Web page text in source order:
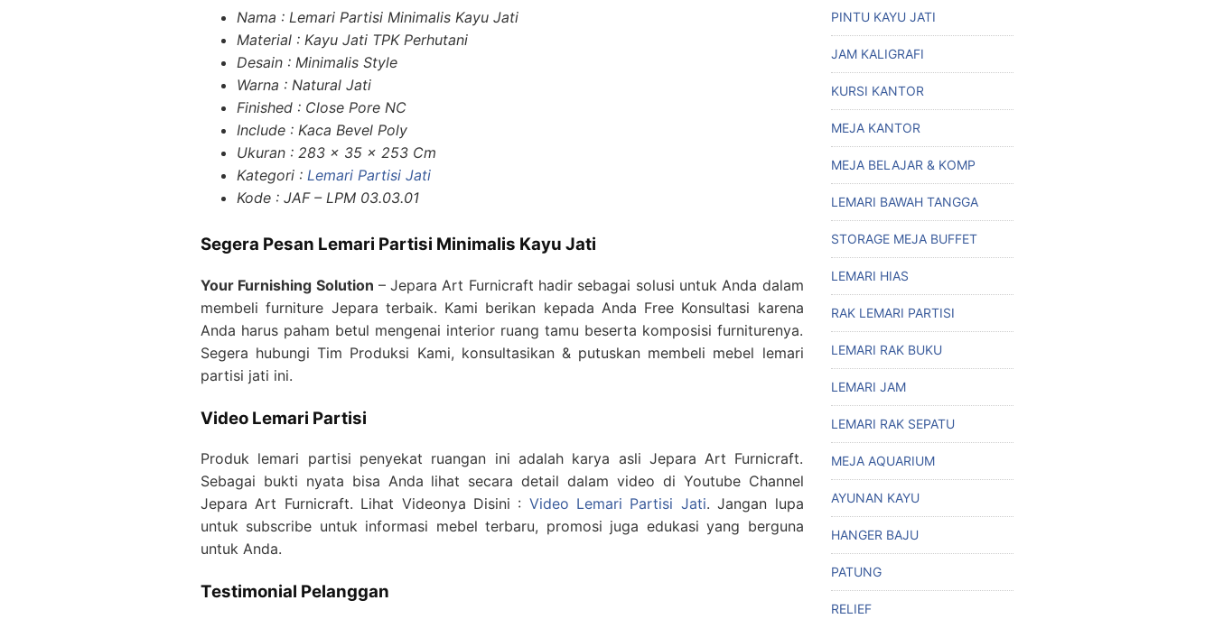
Nama : Lemari Partisi Minimalis Kayu Jati
Material : Kayu Jati TPK Perhutani
Desain : Minimalis Style
Warna : Natural Jati
Finished : Close Pore NC
Include : Kaca Bevel Poly
Ukuran : 283 x 35 x 253 Cm
Kategori : Lemari Partisi Jati
Kode : JAF – LPM 03.03.01
Segera Pesan Lemari Partisi Minimalis Kayu Jati
Your Furnishing Solution – Jepara Art Furnicraft hadir sebagai solusi untuk Anda dalam
membeli furniture Jepara terbaik. Kami berikan kepada Anda Free Konsultasi karena
Anda harus paham betul mengenai interior ruang tamu beserta komposisi furniturenya.
Segera hubungi Tim Produksi Kami, konsultasikan & putuskan membeli mebel lemari
partisi jati ini.
Video Lemari Partisi
Produk lemari partisi penyekat ruangan ini adalah karya asli Jepara Art Furnicraft.
Sebagai bukti nyata bisa Anda lihat secara detail dalam video di Youtube Channel
Jepara Art Furnicraft. Lihat Videonya Disini : Video Lemari Partisi Jati. Jangan lupa
untuk subscribe untuk informasi mebel terbaru, promosi juga edukasi yang berguna
untuk Anda.
Testimonial Pelanggan
PINTU KAYU JATI
JAM KALIGRAFI
KURSI KANTOR
MEJA KANTOR
MEJA BELAJAR & KOMP
LEMARI BAWAH TANGGA
STORAGE MEJA BUFFET
LEMARI HIAS
RAK LEMARI PARTISI
LEMARI RAK BUKU
LEMARI JAM
LEMARI RAK SEPATU
MEJA AQUARIUM
AYUNAN KAYU
HANGER BAJU
PATUNG
RELIEF